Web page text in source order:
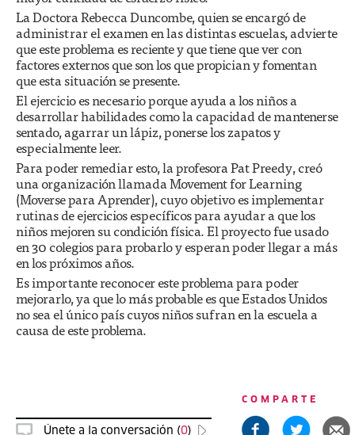
La Doctora Rebecca Duncombe, quien se encargó de
administrar el examen en las distintas escuelas, advierte
que este problema es reciente y que tiene que ver con
factores externos que son los que propician y fomentan
que esta situación se presente.
El ejercicio es necesario porque ayuda a los niños a
desarrollar habilidades como la capacidad de mantenerse
sentado, agarrar un lápiz, ponerse los zapatos y
especialmente leer.
Para poder remediar esto, la profesora Pat Preedy, creó
una organización llamada Movement for Learning
(Moverse para Aprender), cuyo objetivo es implementar
rutinas de ejercicios específicos para ayudar a que los
niños mejoren su condición física. El proyecto fue usado
en 30 colegios para probarlo y esperan poder llegar a más
en los próximos años.
Es importante reconocer este problema para poder
mejorarlo, ya que lo más probable es que Estados Unidos
no sea el único país cuyos niños sufran en la escuela a
causa de este problema.
Únete a la conversación (0)
COMPARTE